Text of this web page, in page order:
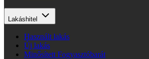
Lakáshitel
Használt lakás
Új lakás
Minősített Fogyasztóbarát